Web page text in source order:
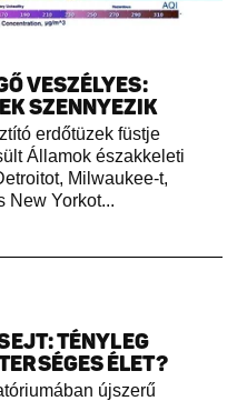
VESZÉLYES:
SZENNYEZIK
erdőtüzek füstje
Államok északkeleti
Milwaukee-t,
New Yorkot...
TÉNYLEG
ÉLET?
újszerű